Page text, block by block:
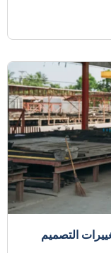
التصميم